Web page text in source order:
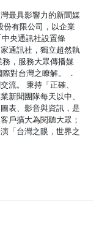
最具影響力的新聞媒
份有限公司，以企業
央通訊社設置條
通訊社，獨立超然執
，服務大眾傳播媒
對台灣之瞭解。 ．
流。 秉持「正確、
新聞團隊每天以中、
表、影音與資訊，是
戶擴大為閱聽大眾；
「台灣之眼，世界之